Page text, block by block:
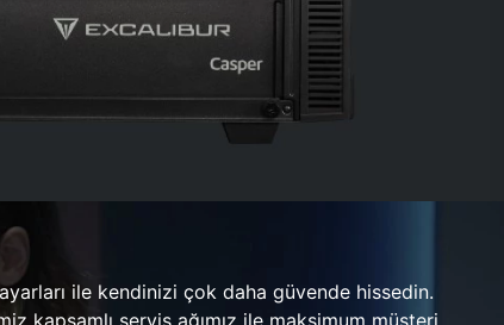
ile kendinizi çok daha güvende hissedin.
kapsamlı servis ağımız ile maksimum müşteri